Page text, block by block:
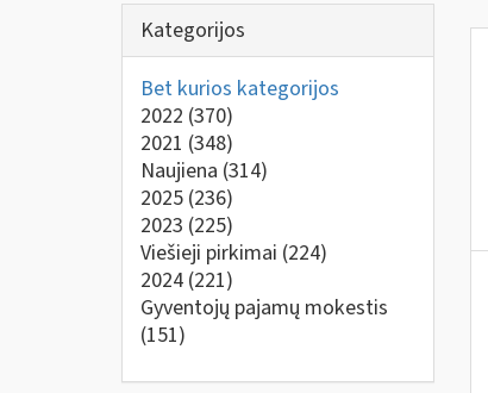
Kategorijos
Bet kurios kategorijos
2022 (370)
2021 (348)
Naujiena (314)
2025 (236)
2023 (225)
Viešieji pirkimai (224)
2024 (221)
Gyventojų pajamų mokestis
(151)